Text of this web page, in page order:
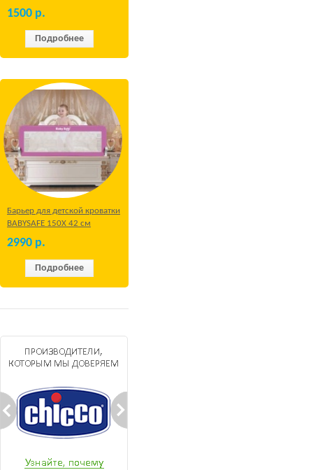
1500 р.
Подробнее
Барьер для детской кроватки
BABYSAFE 150Х 42 см
Бежевый
2990 р.
Подробнее